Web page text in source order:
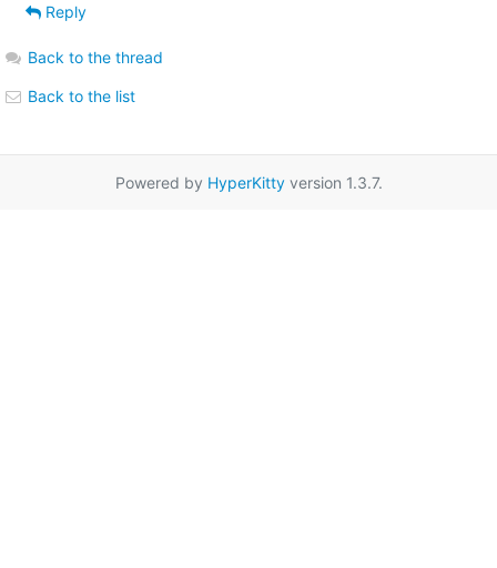
Reply
Back to the thread
Back to the list
Powered by HyperKittyversion 1.3.7.